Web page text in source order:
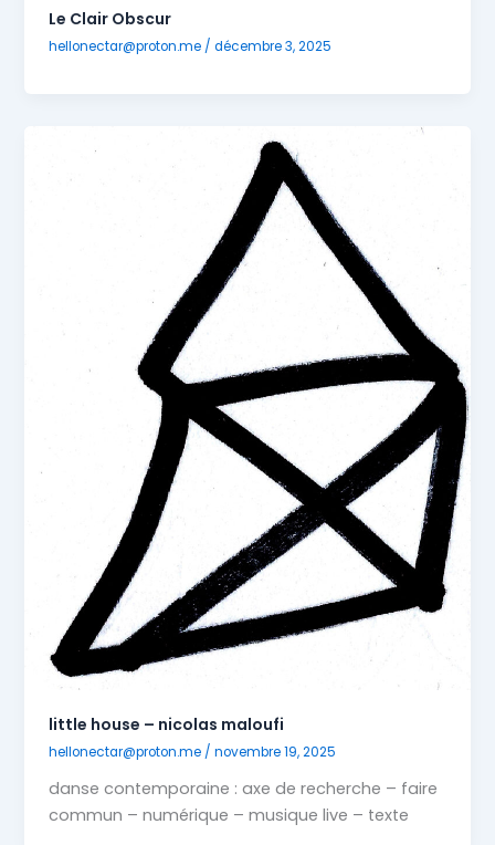
Le Clair Obscur
hellonectar@proton.me /décembre 3, 2025
little house – nicolas maloufi
hellonectar@proton.me /novembre 19, 2025
danse contemporaine : axe de recherche – faire
commun – numérique – musique live – texte